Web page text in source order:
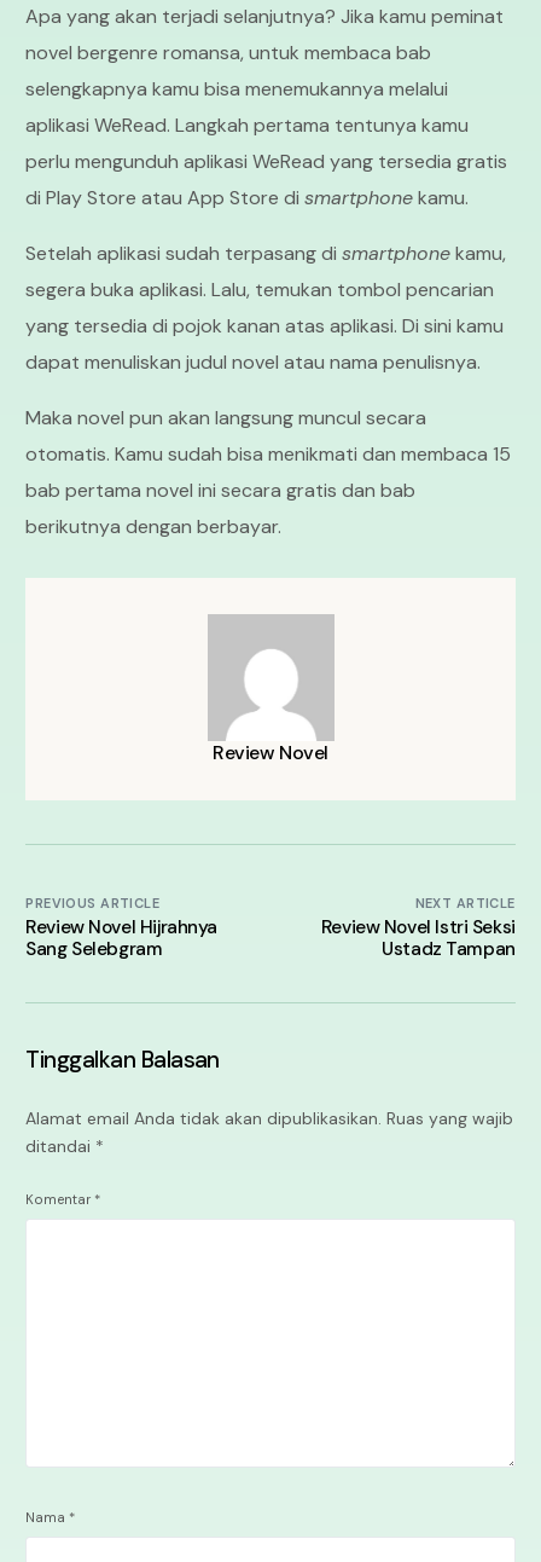
Apa yang akan terjadi selanjutnya? Jika kamu peminat
novel bergenre romansa, untuk membaca bab
selengkapnya kamu bisa menemukannya melalui
aplikasi WeRead. Langkah pertama tentunya kamu
perlu mengunduh aplikasi WeRead yang tersedia gratis
di Play Store atau App Store dismartphonekamu.
Setelah aplikasi sudah terpasang dismartphonekamu,
segera buka aplikasi. Lalu, temukan tombol pencarian
yang tersedia di pojok kanan atas aplikasi. Di sini kamu
dapat menuliskan judul novel atau nama penulisnya.
Maka novel pun akan langsung muncul secara
otomatis. Kamu sudah bisa menikmati dan membaca 15
bab pertama novel ini secara gratis dan bab
berikutnya dengan berbayar.
Review Novel
PREVIOUS ARTICLE
Review Novel Hijrahnya
Sang Selebgram
NEXT ARTICLE
Review Novel Istri Seksi
Ustadz Tampan
Tinggalkan Balasan
Alamat email Anda tidak akan dipublikasikan. Ruas yang wajib
ditandai *
Komentar *
Nama *